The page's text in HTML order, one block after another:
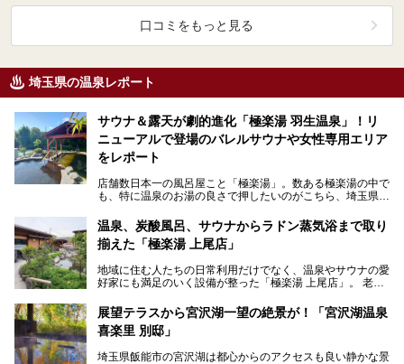
口コミをもっと見る
埼玉県の温泉レポート
サウナ＆露天が劇的進化「極楽湯 羽生温泉」！リ
ニューアルで登場のバレルサウナや女性専用エリア
をレポート
店舗数日本一の風呂屋こと「極楽湯」。数ある極楽湯の中で
も、特に温泉のお湯の良さで押したいのがこちら、埼玉県羽
温泉、炭酸風呂、サウナからラドン蒸気浴まで取り
揃えた「極楽湯 上尾店」
地域に住む人たちの日常利用だけでなく、温泉やサウナの愛
好家にも満足のいく設備が整った「極楽湯 上尾店」。 老若
展望テラスから宮沢湖一望の絶景が！「宮沢湖温泉
喜楽里 別邸」
埼玉県飯能市の宮沢湖は都心からのアクセスも良い静かな景